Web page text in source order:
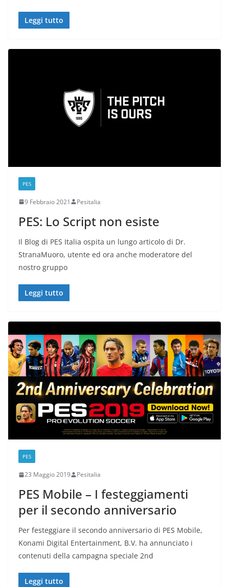
Leggi tutto
PES
9 Febbraio 2021 Pesitalia
PES: Lo Script non esiste
Il Blog di PES Italia ospita un lungo articolo di Dr.
StranaMuoro, utente ed ora anche moderatore del
nostro gruppo
Leggi tutto
PES
23 Maggio 2019 Pesitalia
PES Mobile – I festeggiamenti
per il secondo anniversario
Per festeggiare il secondo anniversario di PES Mobile,
Konami Digital Entertainment, B.V. ha annunciato i
contenuti della campagna speciale 2nd
Leggi tutto